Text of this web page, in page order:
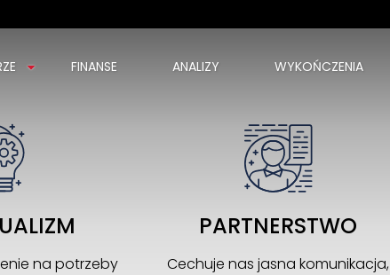
FINANSE ANALIZY WYKOŃCZENIA
Cię do naszego świata nieruchomości
na potrzeby
PARTNERSTWO
Cechuje nas jasna komunikacja,